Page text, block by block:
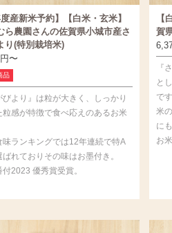
度産新米予約】【白米・玄米】
ら農園さんの佐賀県小城市産さ
り(特別栽培米)
円 〜
品
びより』は粒が大きく、しっかり
粒感が特徴で食べ応えのあるお米
味ランキングでは12年連続で特A
ばれておりその味はお墨付き。
付2023 優秀賞受賞。
【
賀
『
と
です
米
に
お